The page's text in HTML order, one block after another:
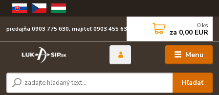
Menu
Hľadať
predajňa 0903 775 630, majiteľ 0903 455 630 0 ks
za 0,00 EUR